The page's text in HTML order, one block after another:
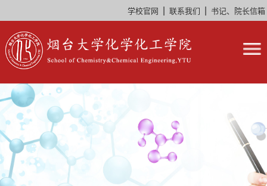
学校官网 联系我们 书记、院长信箱